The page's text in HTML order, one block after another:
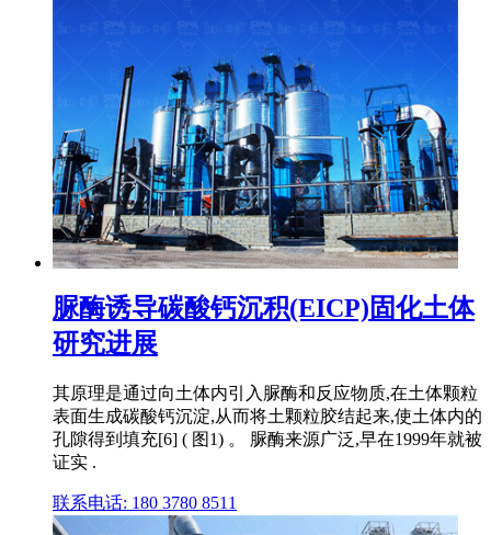
脲酶诱导碳酸钙沉积(EICP)固化土体
研究进展
其原理是通过向土体内引入脲酶和反应物质,在土体颗粒
表面生成碳酸钙沉淀,从而将土颗粒胶结起来,使土体内的
孔隙得到填充[6] ( 图1) 。 脲酶来源广泛,早在1999年就被
证实 .
联系电话: 180 3780 8511